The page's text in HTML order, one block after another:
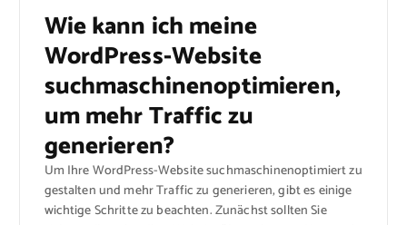
Wie kann ich meine
WordPress-Website
suchmaschinenoptimieren,
um mehr Traffic zu
generieren?
Um Ihre WordPress-Website suchmaschinenoptimiert zu
gestalten und mehr Traffic zu generieren, gibt es einige
wichtige Schritte zu beachten. Zunächst sollten Sie